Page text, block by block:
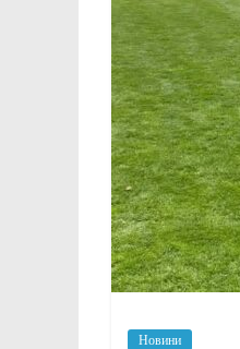
Новини